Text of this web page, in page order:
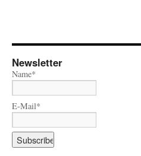
Newsletter
Name*
E-Mail*